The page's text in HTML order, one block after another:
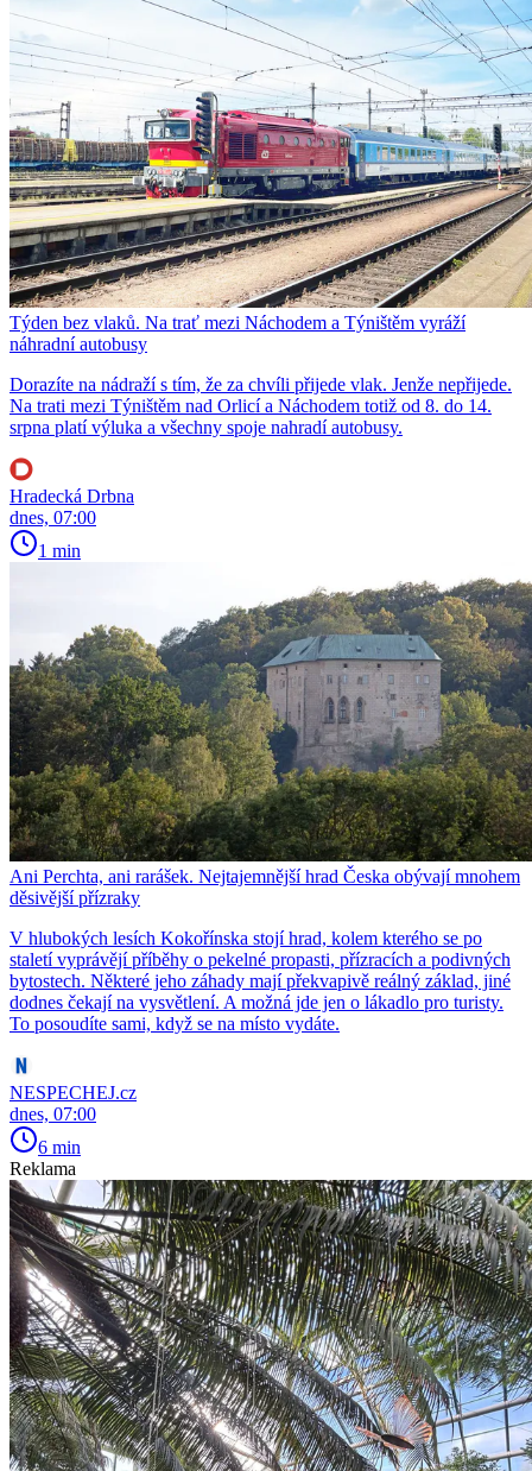
Týden bez vlaků. Na trať mezi Náchodem a Týništěm vyráží
náhradní autobusy
Dorazíte na nádraží s tím, že za chvíli přijede vlak. Jenže nepřijede.
Na trati mezi Týništěm nad Orlicí a Náchodem totiž od 8. do 14.
srpna platí výluka a všechny spoje nahradí autobusy.
Hradecká Drbna
dnes, 07:00
1 min
Ani Perchta, ani rarášek. Nejtajemnější hrad Česka obývají mnohem
děsivější přízraky
V hlubokých lesích Kokořínska stojí hrad, kolem kterého se po
staletí vyprávějí příběhy o pekelné propasti, přízracích a podivných
bytostech. Některé jeho záhady mají překvapivě reálný základ, jiné
dodnes čekají na vysvětlení. A možná jde jen o lákadlo pro turisty.
To posoudíte sami, když se na místo vydáte.
NESPECHEJ.cz
dnes, 07:00
6 min
Reklama